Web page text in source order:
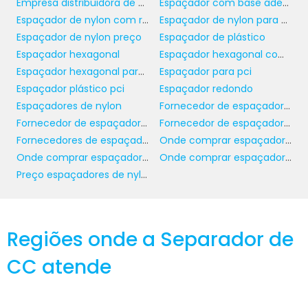
possam influenciar o desempenho.
Não menos importante, verifique a
compatibilidade do espaçador com outros
dispositivos e componentes em sua
montagem. Realizar uma análise detalhada
do seu projeto pode evitar futuros problemas
e gastos desnecessários com ajustes. No setor
B2B, onde a precisão e a especificidade são
cruciais, essa etapa é imprescindível para
garantir a eficiência operativa de toda a linha
ESPAÇADORES
HEXAGONAIS
Empresa distribuidora de espaçadores plásticos
Espaçador com base adesiva
Espaçador de nylon com rosca
Espaçador de nylon para pci
Espaçador de nylon preço
Espaçador de plástico
Espaçador hexagonal
Espaçador hexagonal com rosca
Espaçador hexagonal para pci
Espaçador para pci
Espaçador plástico pci
Espaçador redondo
Espaçadores de nylon
Fornecedor de espaçador de nylon
Fornecedor de espaçador de nylon com rosca
Fornecedor de espaçador redondo
Fornecedores de espaçadores plásticos
Onde comprar espaçador de nylon para pci
Onde comprar espaçador hexagonal para pci
Onde comprar espaçador redondo
Preço espaçadores de nylon
Regiões onde a Separador de
CC atende